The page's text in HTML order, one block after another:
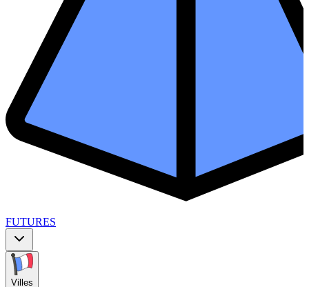
FUTURES
Villes